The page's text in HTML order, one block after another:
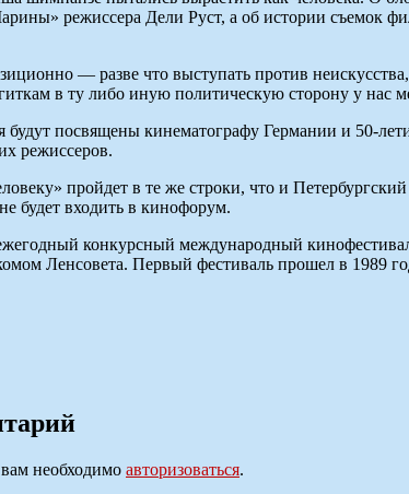
режиссера Дели Руст, а об истории съемок
— разве что выступать против
в ту либо иную политическую сторону у нас
будут посвящены кинематографу Германии и 50-
режиссеров.
пройдет в те же строки, что и
будет входить в кинофорум.
конкурсный международный
Ленсовета. Первый фестиваль прошел в 1989
необходимо авторизоваться.